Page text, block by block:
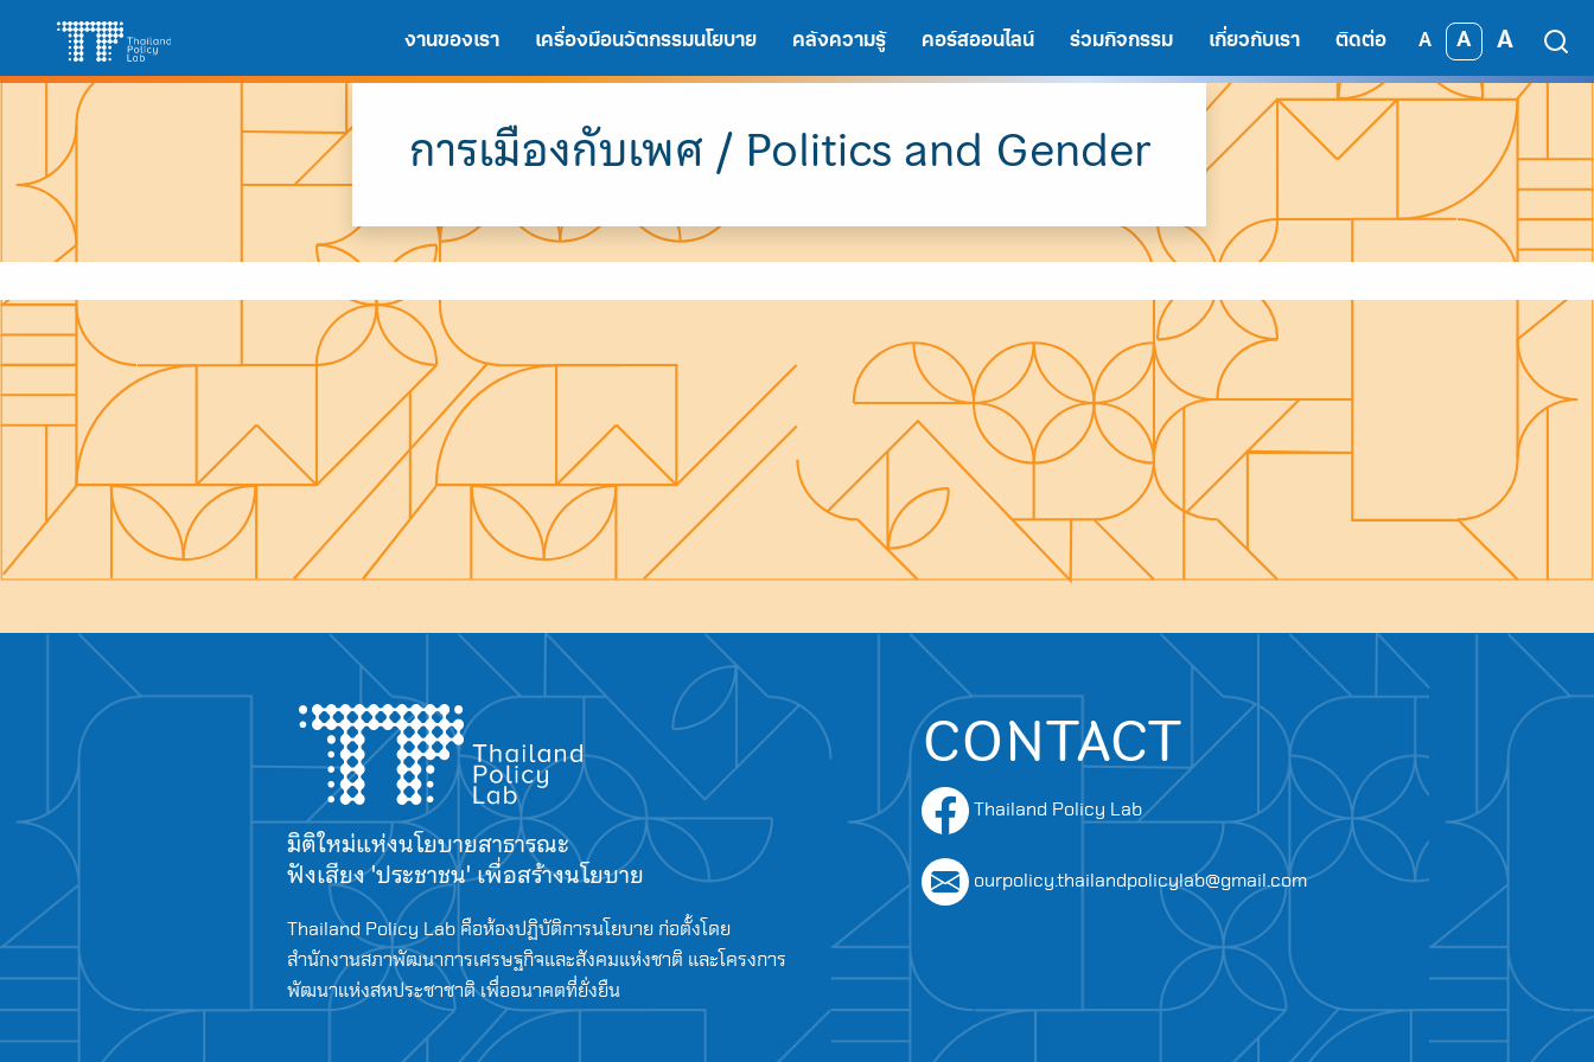
content
งานของเรา เครื่องมือนวัตกรรมนโยบาย คลังความรู้ คอร์สออนไลน์ ร่วมกิจกรรม เกี่ยวกับเรา ติดต่อ A A A
A
Search
การเมืองกับเพศ / Politics and Gender
มิติใหม่แห่งนโยบายสาธารณะ
ฟังเสียง 'ประชาชน' เพื่อสร้างนโยบาย
Thailand Policy Lab คือห้องปฏิบัติการนโยบาย ก่อตั้งโดย
สำนักงานสภาพัฒนาการเศรษฐกิจและสังคมแห่งชาติ และโครงการ
พัฒนาแห่งสหประชาชาติ เพื่ออนาคตที่ยั่งยืน
CONTACT
Thailand Policy Lab
ourpolicy.thailandpolicylab@gmail.com